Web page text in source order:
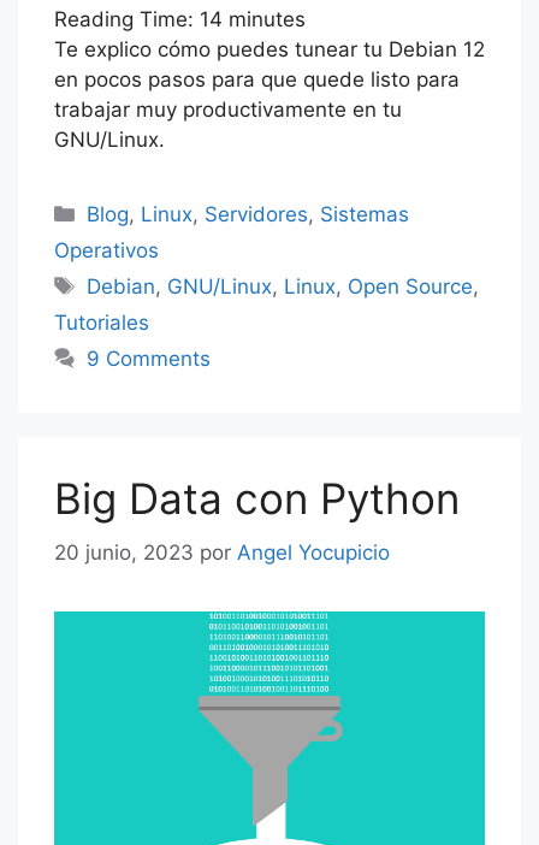
e
b
o
o
er s
A
p
e
dI
n
e
st
gr
a
m
s
s
e
n
er
ai
l
s
s
a
m
p
ar
Reading Time: 14 minutes
Te explico cómo puedes tunear tu Debian 12
en pocos pasos para que quede listo para
trabajar muy productivamente en tu
GNU/Linux.
Categorías
Blog, Linux, Servidores, Sistemas
Operativos
Etiquetas
Debian, GNU/Linux, Linux, Open Source,
Tutoriales
9 Comments
Big Data con Python
20 junio, 2023 por Angel Yocupicio